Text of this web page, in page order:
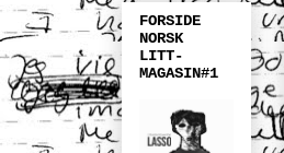
FORSIDE
NORSK
LITT-
MAGASIN#1